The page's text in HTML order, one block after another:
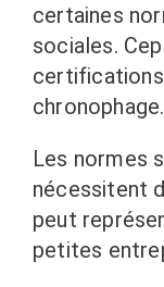
certaines
sociales.
chronophage.
Les normes
nécessitent
peut
petites